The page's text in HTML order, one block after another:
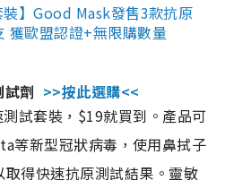
】Good Mask發售3款抗原
獲歐盟認證+無限購數量
劑 >>按此選購<<
試套裝，$19就買到。產品可
等新型冠狀病毒，使用鼻拭子
得快速抗原測試結果。靈敏